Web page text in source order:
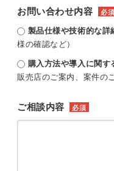
お問い合わせ内容 必須
製品仕様や技術的な詳
様の確認など）
購入方法や導入に関す
販売店のご案内、案件の
ご相談内容 必須